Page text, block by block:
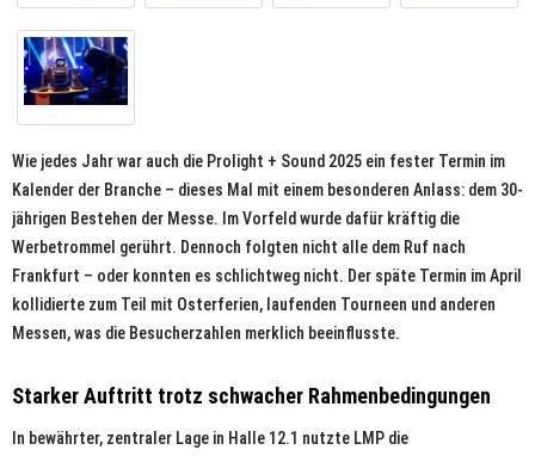
Wie jedes Jahr war auch die Prolight + Sound 2025 ein fester Termin im
Kalender der Branche – dieses Mal mit einem besonderen Anlass: dem 30-
jährigen Bestehen der Messe. Im Vorfeld wurde dafür kräftig die
Werbetrommel gerührt. Dennoch folgten nicht alle dem Ruf nach
Frankfurt – oder konnten es schlichtweg nicht. Der späte Termin im April
kollidierte zum Teil mit Osterferien, laufenden Tourneen und anderen
Messen, was die Besucherzahlen merklich beeinflusste.
Starker Auftritt trotz schwacher Rahmenbedingungen
In bewährter, zentraler Lage in Halle 12.1 nutzte LMP die